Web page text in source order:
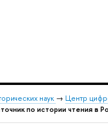
наук → Центр
по истории чтения в